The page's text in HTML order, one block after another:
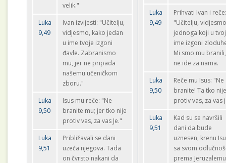
velik."
Luka
9,49
Ivan izvijesti: "Učitelju,
vidjesmo, kako jedan
u ime tvoje izgoni
đavle. Zabranismo
mu, jer ne pripada
našemu učeničkom
zboru."
Luka
9,50
Isus mu reče: "Ne
branite mu; jer tko nije
protiv vas, za vas Je."
Luka
9,51
Približavali se dani
uzeća njegova. Tada
on čvrsto nakani da
Luka
9,49
Prihvati Ivan i
"Učitelju,
jednoga koji u
ime izgoni
Mi smo mu
ne ide za nama.
Luka
9,50
Reče mu Isus: "Ne
branite! Ta tko
protiv vas, za vas
Luka
9,51
Kad su se navršili
dani da bude
uznesen, krenu
sa svom
prema